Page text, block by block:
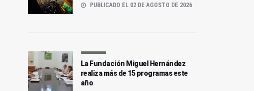
PUBLICADO EL 02 DE AGOSTO DE 2026
La Fundación Miguel Hernández
realiza más de 15 programas este
año